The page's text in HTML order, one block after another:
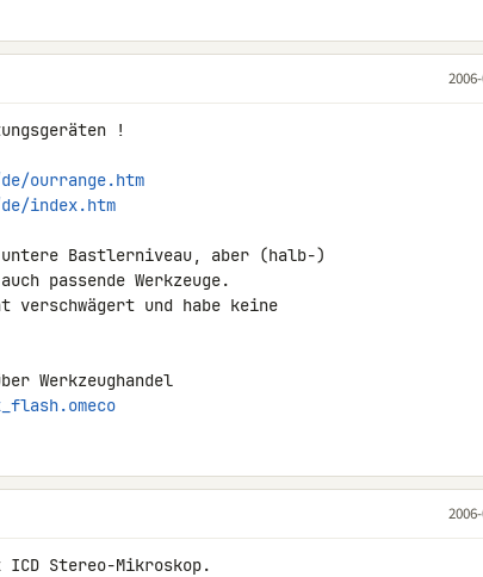
!
ourrange.htm
index.htm
Bastlerniveau, aber (halb-)
passende Werkzeuge.
und habe keine
Stereo-Mikroskop.